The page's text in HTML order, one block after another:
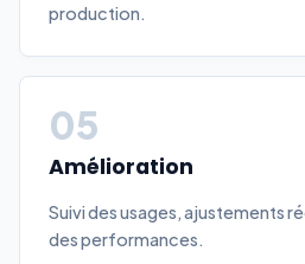
production.
05
Amélioration
Suivi des usages, ajustements
des performances.